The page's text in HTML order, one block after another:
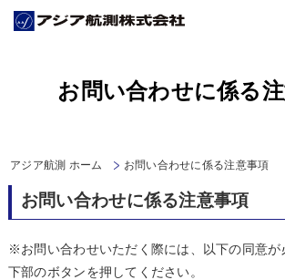
お問い合わせに係る
アジア航測 ホーム お問い合わせに係る注意事項
お問い合わせに係る注意事項
※お問い合わせいただく際には、以下の同意が
下部のボタンを押してください。